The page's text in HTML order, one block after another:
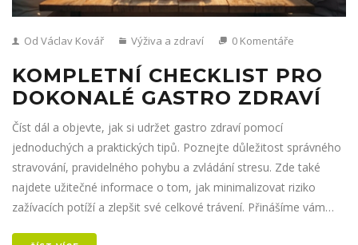
Od Václav Kovář Výživa a zdraví 0 Komentáře
KOMPLETNÍ CHECKLIST PRO
DOKONALÉ GASTRO ZDRAVÍ
Číst dál a objevte, jak si udržet gastro zdraví pomocí
jednoduchých a praktických tipů. Poznejte důležitost správného
stravování, pravidelného pohybu a zvládání stresu. Zde také
najdete užitečné informace o tom, jak minimalizovat riziko
zažívacích potíží a zlepšit své celkové trávení. Přinášíme vám